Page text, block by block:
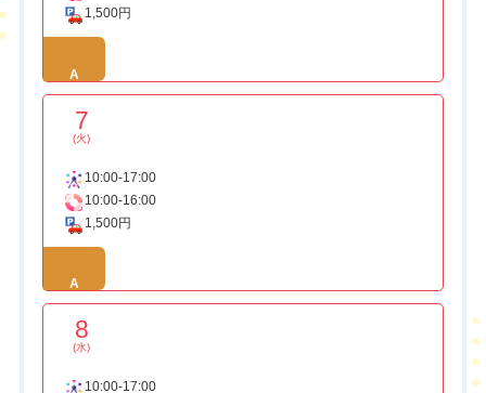
1,500円
A
7
(火)
10:00-17:00
10:00-16:00
1,500円
A
8
(水)
10:00-17:00